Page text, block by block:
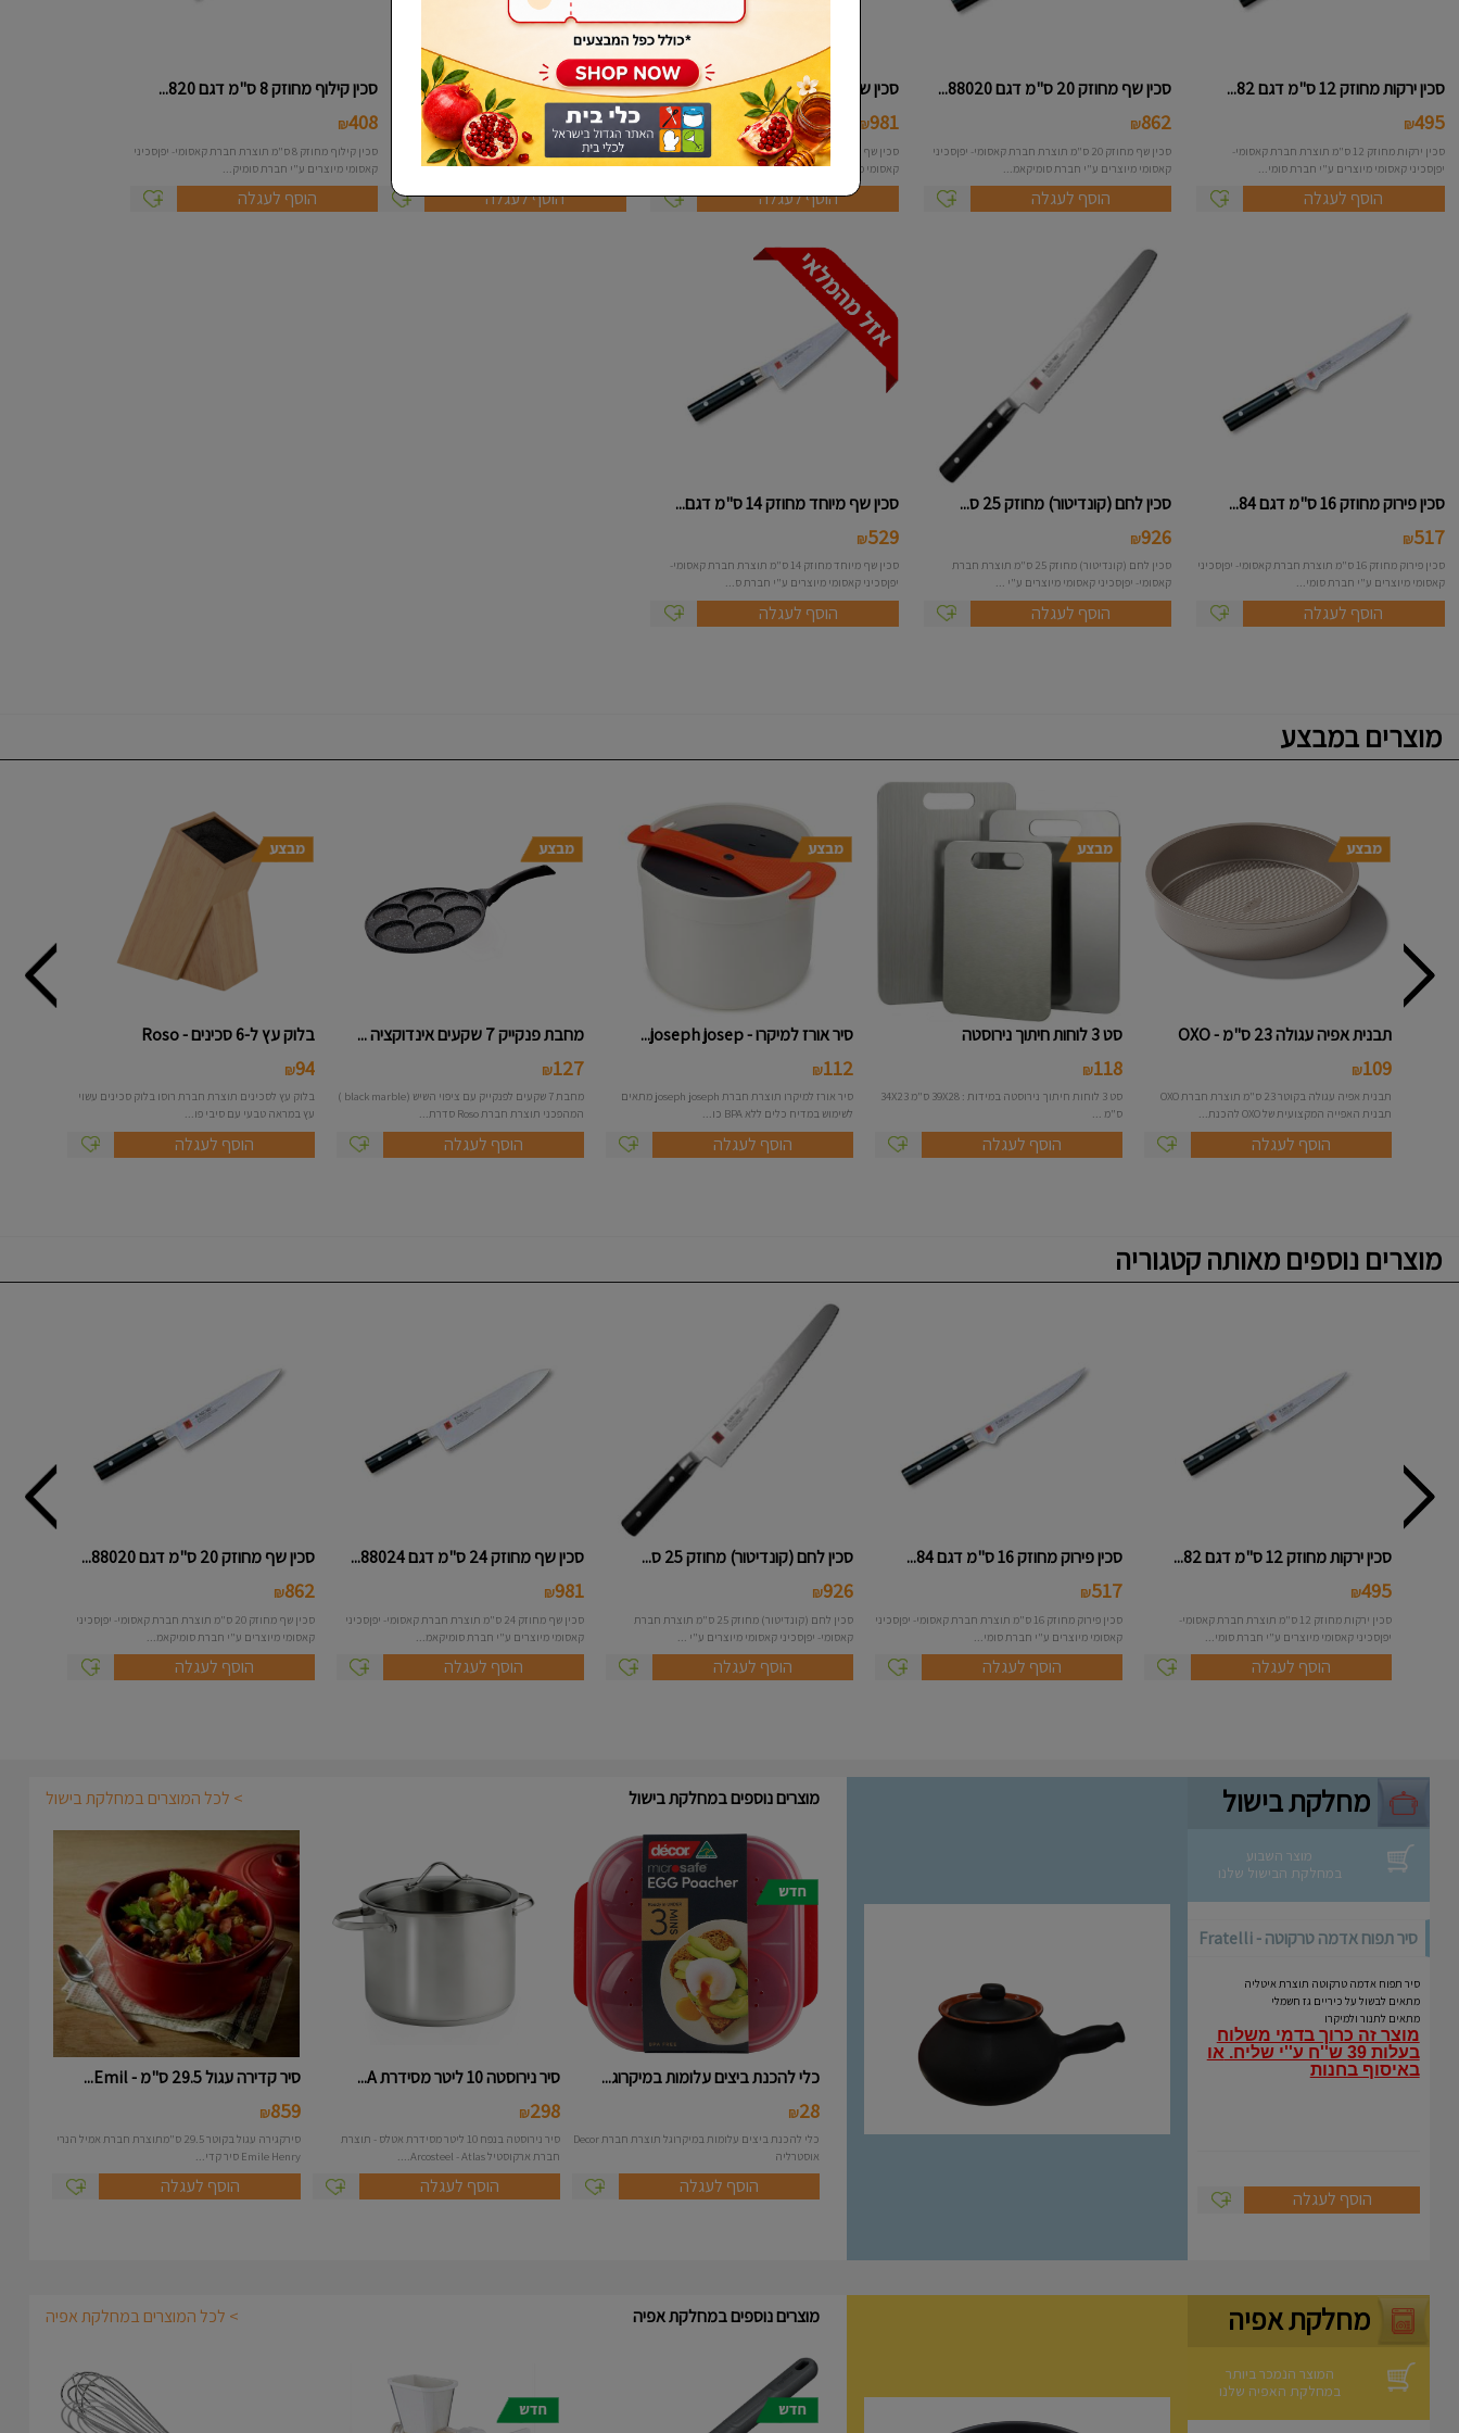
שכחתי סיסמא
סכין ירקות מחוזק 12 ס"מ דגם 82...
495
₪
סכין ירקות מחוזק 12 ס"מ תוצרת חברת קאסומי-
יפןסכיני קאסומי מיוצרים ע"י חברת סומי...
הוסף לעגלה
סכין שף מחוזק 20 ס"מ דגם 88020...
862
₪
סכין שף מחוזק 20 ס"מ תוצרת חברת קאסומי- יפןסכיני
קאסומי מיוצרים ע"י חברת סומיקאמ...
הוסף לעגלה
סכין שף מחוזק 24 ס"מ דגם 88024...
981
₪
סכין שף מחוזק 24 ס"מ תוצרת חברת קאסומי- יפןסכיני
קאסומי מיוצרים ע"י חברת סומיקאמ...
הוסף לעגלה
סכין סנטוקו מחוזק 18 ס"מ דגם 8...
747
₪
סכין סנטוקו (שף יפני) מחוזק 18 ס"מ תוצרת חברת
קאסומי- יפןסכיני קאסומי מיוצרים ע"...
הוסף לעגלה
סכין קילוף מחוזק 8 ס"מ דגם 820...
408
₪
סכין קילוף מחוזק 8 ס"מ תוצרת חברת קאסומי- יפןסכיני
קאסומי מיוצרים ע"י חברת סומיק...
הוסף לעגלה
סכין פירוק מחוזק 16 ס"מ דגם 84...
517
₪
סכין פירוק מחוזק 16 ס"מ תוצרת חברת קאסומי- יפןסכיני
קאסומי מיוצרים ע"י חברת סומי...
הוסף לעגלה
סכין לחם (קונדיטור) מחוזק 25 ס...
926
₪
סכין לחם (קונדיטור) מחוזק 25 ס"מ תוצרת חברת
קאסומי- יפןסכיני קאסומי מיוצרים ע"י ...
הוסף לעגלה
סכין שף מיוחד מחוזק 14 ס"מ דגם...
529
₪
סכין שף מיוחד מחוזק 14 ס"מ תוצרת חברת קאסומי-
יפןסכיני קאסומי מיוצרים ע"י חברת ס...
הוסף לעגלה
מוצרים במבצע
תבנית אפיה עגולה 23 ס"מ - OXO
109
₪
תבנית אפיה עגולה בקוטר 23 ס"מ תוצרת חברת OXO
תבנית האפייה המקצועית של OXO להכנת...
הוסף לעגלה
סט 3 לוחות חיתוך נירוסטה
118
₪
סט 3 לוחות חיתוך נירוסטה במידות : 39X28 ס"מ 34X23
ס"מ ...
הוסף לעגלה
סיר אורז למיקרו - joseph josep...
112
₪
סיר אורז למיקרו תוצרת חברת joseph joseph מתאים
לשימוש במדיח כלים ללא BPA כו...
הוסף לעגלה
מחבת פנקייק 7 שקעים אינדוקציה ...
127
₪
מחבת 7 שקעים לפנקייק עם ציפוי השיש (black marble )
המהפכני תוצרת חברת Roso סדרת...
הוסף לעגלה
בלוק עץ ל-6 סכינים - Roso
94
₪
בלוק עץ לסכינים תוצרת חברת רוסו בלוק סכינים עשוי
עץ במראה טבעי עם סיבי פו...
הוסף לעגלה
מוצרים נוספים מאותה קטגוריה
סכין ירקות מחוזק 12 ס"מ דגם 82...
495
₪
סכין ירקות מחוזק 12 ס"מ תוצרת חברת קאסומי-
יפןסכיני קאסומי מיוצרים ע"י חברת סומי...
הוסף לעגלה
סכין פירוק מחוזק 16 ס"מ דגם 84...
517
₪
סכין פירוק מחוזק 16 ס"מ תוצרת חברת קאסומי- יפןסכיני
קאסומי מיוצרים ע"י חברת סומי...
הוסף לעגלה
סכין לחם (קונדיטור) מחוזק 25 ס...
926
₪
סכין לחם (קונדיטור) מחוזק 25 ס"מ תוצרת חברת
קאסומי- יפןסכיני קאסומי מיוצרים ע"י ...
הוסף לעגלה
סכין שף מחוזק 24 ס"מ דגם 88024...
981
₪
סכין שף מחוזק 24 ס"מ תוצרת חברת קאסומי- יפןסכיני
קאסומי מיוצרים ע"י חברת סומיקאמ...
הוסף לעגלה
סכין שף מחוזק 20 ס"מ דגם 88020...
862
₪
סכין שף מחוזק 20 ס"מ תוצרת חברת קאסומי- יפןסכיני
קאסומי מיוצרים ע"י חברת סומיקאמ...
הוסף לעגלה
מחלקת בישול
מוצר השבוע
במחלקת הבישול שלנו
סיר תפוח אדמה טרקוטה - Fratelli
סיר תפוח אדמה טרקוטה תוצרת איטליה
מתאים לבשול על כיריים גז חשמלי
מתאים לתנור ולמיקרו
מוצר זה כרוך בדמי משלוח
בעלות 39 ש''ח ע''י שליח.
או
באיסוף בחנות
הוסף לעגלה
מוצרים נוספים במחלקת בישול > לכל המוצרים במחלקת בישול
כלי להכנת ביצים עלומות במיקרוג...
28
₪
כלי להכנת ביצים עלומות במיקרוגל תוצרת חברת Decor
אוסטרליה
הוסף לעגלה
סיר נירוסטה 10 ליטר מסידרת A...
298
₪
סיר נירוסטה בנפח 10 ליטר מסידרת אטלס - תוצרת
חברת ארקוסטיל Arcosteel - Atlas....
הוסף לעגלה
סיר קדירה עגול 29.5 ס"מ - Emil...
859
₪
סירקגירה עגול בקוטר 29.5 ס"מתוצרת חברת אמיל הנרי
Emile Henry סיר קדי...
הוסף לעגלה
מחלקת אפיה
המוצר הנמכר ביותר
במחלקת האפיה שלנו
מוצרים נוספים במחלקת אפיה > לכל המוצרים במחלקת אפיה